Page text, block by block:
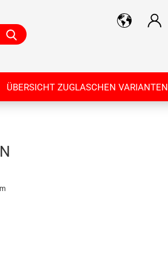
Suche...
ÜBERSICHT ZUGLASCHEN VARIANTEN